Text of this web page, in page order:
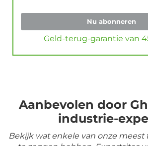
Nu abonneren
Geld-terug-garantie van
Aanbevolen door
industrie-
Bekijk wat enkele van onze